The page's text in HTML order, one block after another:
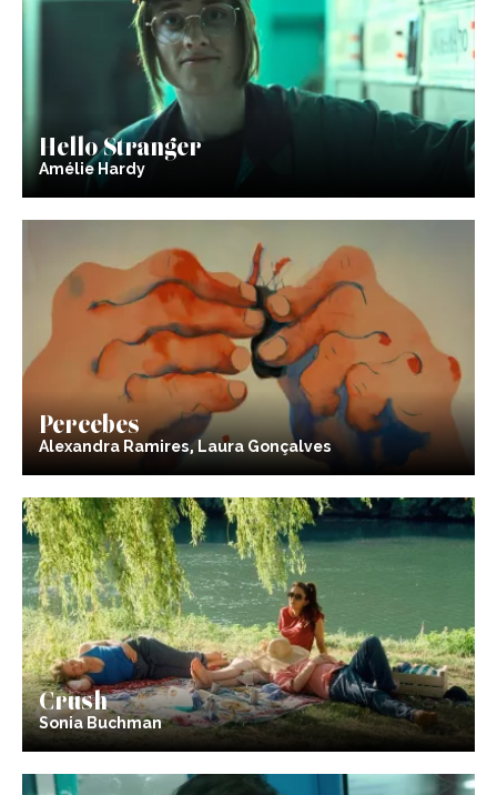
Hello Stranger
Amélie Hardy
Percebes
Alexandra Ramires, Laura Gonçalves
Crush
Sonia Buchman